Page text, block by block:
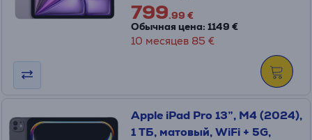
799.99 €
Обычная цена: 1149 €
10 месяцев 85 €
Apple iPad Pro 13”, M4 (2024),
1 ТБ, матовый, WiFi + 5G,